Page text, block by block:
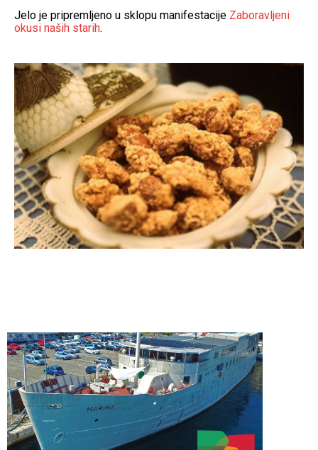
Jelo je pripremljeno u sklopu manifestacije Zaboravljeni
okusi naših starih.